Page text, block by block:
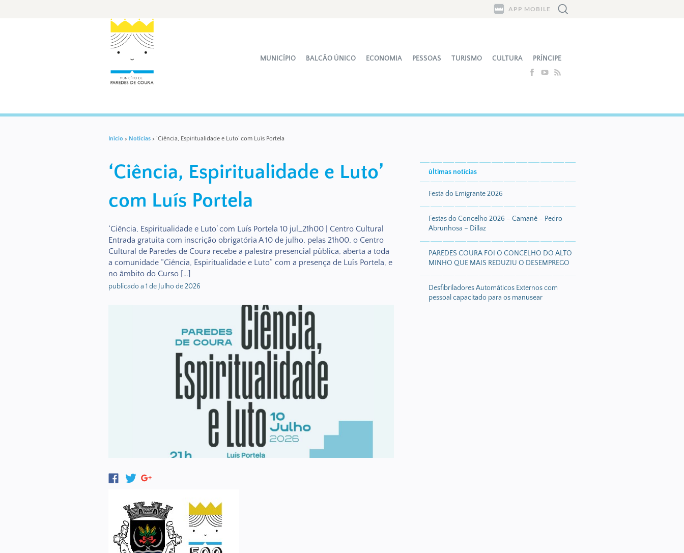
APP MOBILE
MUNICÍPIO BALCÃO ÚNICO ECONOMIA PESSOAS TURISMO CULTURA PRÍNCIPE
Início > Notícias> ‘Ciência, Espiritualidade e Luto’ com Luís Portela
‘Ciência, Espiritualidade e Luto’
com Luís Portela
‘Ciência, Espiritualidade e Luto’ com Luís Portela 10 jul_21h00 | Centro Cultural
Entrada gratuita com inscrição obrigatória A 10 de julho, pelas 21h00, o Centro
Cultural de Paredes de Coura recebe a palestra presencial pública, aberta a toda
a comunidade “Ciência, Espiritualidade e Luto” com a presença de Luís Portela, e
no âmbito do Curso […]
publicado a 1 de Julho de 2026
últimas notícias
Festa do Emigrante 2026
Festas do Concelho 2026 – Camané – Pedro
Abrunhosa – Dillaz
PAREDES COURA FOI O CONCELHO DO ALTO
MINHO QUE MAIS REDUZIU O DESEMPREGO
Desfibriladores Automáticos Externos com
pessoal capacitado para os manusear